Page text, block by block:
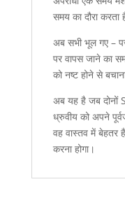
समय का दौरा करता
अब सभी भूल गए –
पर वापस जाने का
को नष्ट होने से
अब यह है जब
ध्रुवीय को अपने
वह वास्तव में बेहतर
करना होगा।